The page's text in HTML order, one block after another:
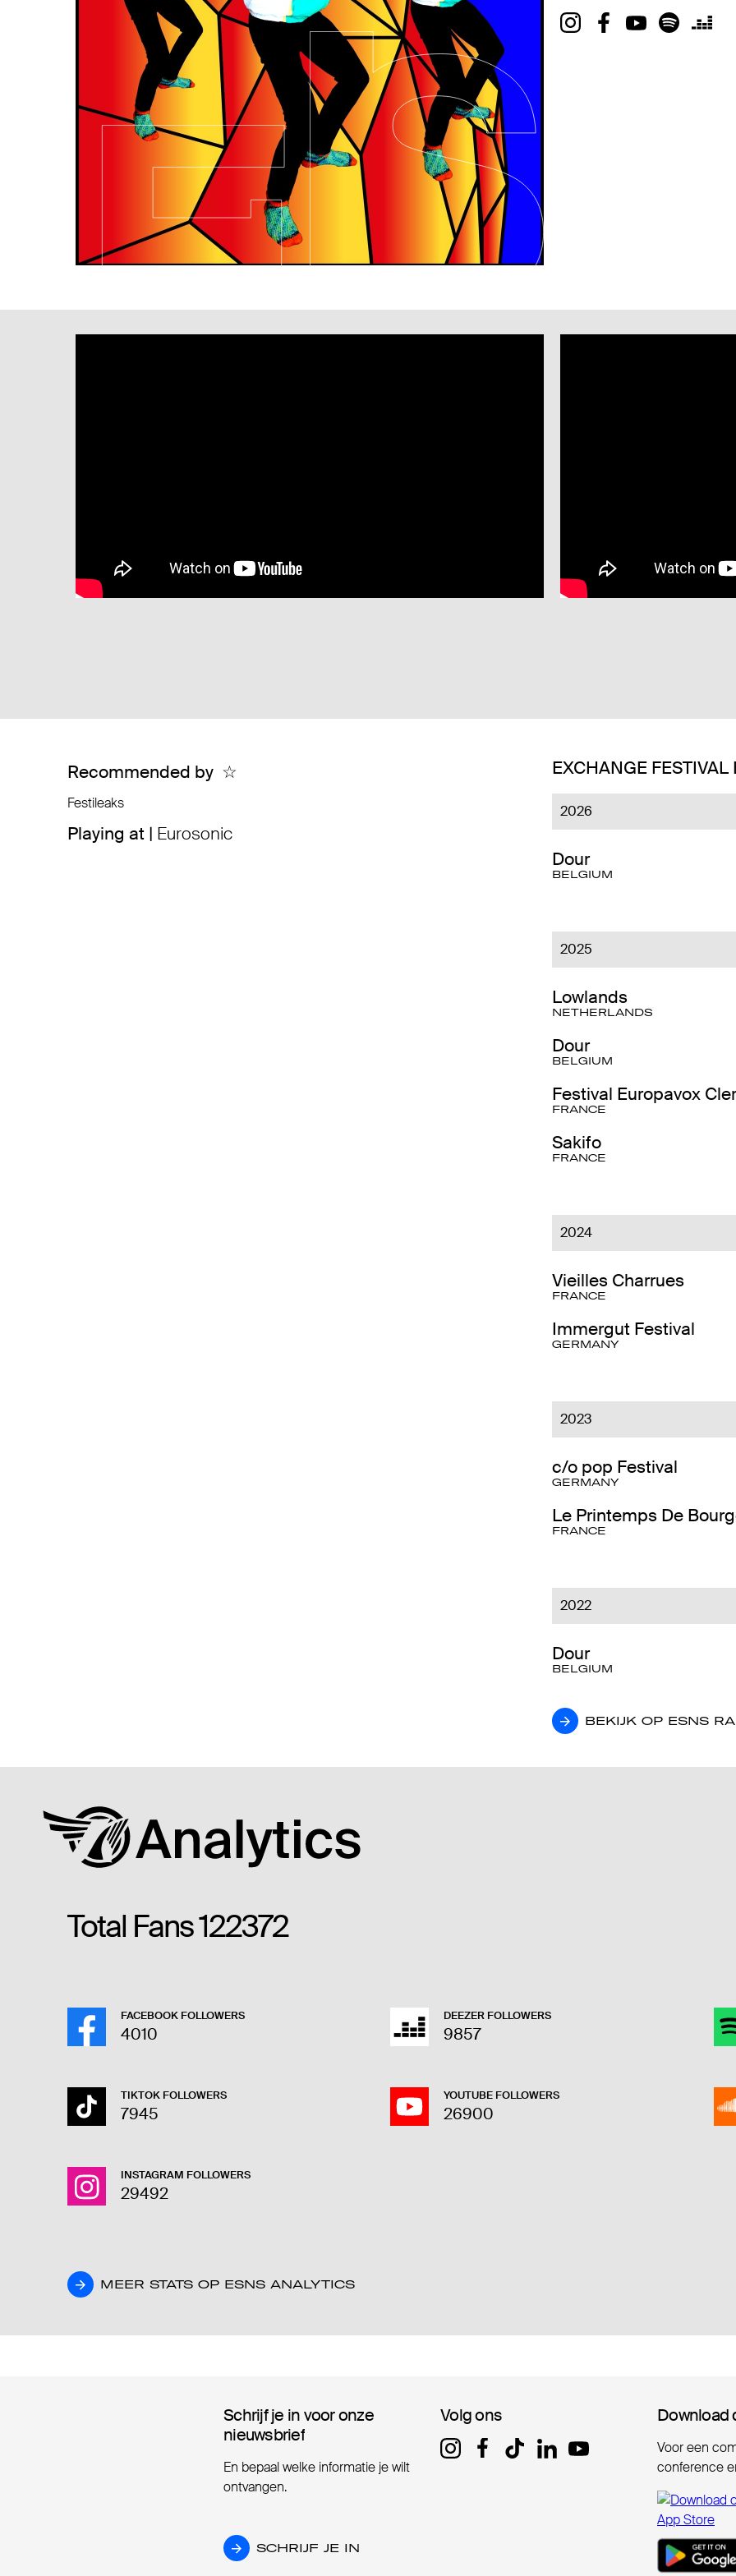
Recommended by ☆
Festileaks
Playing at | Eurosonic
EXCHANGE
2026
Dour
BELGIUM
2025
Lowlands
NETHERLANDS
Dour
BELGIUM
Festival Europavox
FRANCE
Sakifo
FRANCE
2024
Vieilles Charrues
FRANCE
Immergut Festival
GERMANY
2023
c/o pop Festival
GERMANY
Le Printemps De
FRANCE
2022
Dour
BELGIUM
BEKIJK OP ESNS
BEKIJK OP ESNS
Total Fans122372
FACEBOOK FOLLOWERS
4010
DEEZER FOLLOWERS
9857
TIKTOK FOLLOWERS
7945
YOUTUBE FOLLOWERS
26900
INSTAGRAM FOLLOWERS
29492
MEER STATS OP ESNS ANALYTICS
MEER STATS OP ESNS ANALYTICS
Schrijf je in voor onze
Schrijf je in voor onze
nieuwsbrief
nieuwsbrief
En bepaal welke informatie je wilt
ontvangen.
SCHRIJF JE IN
SCHRIJF JE IN
Volg ons
Volg ons Download
Download
Voor een
conference